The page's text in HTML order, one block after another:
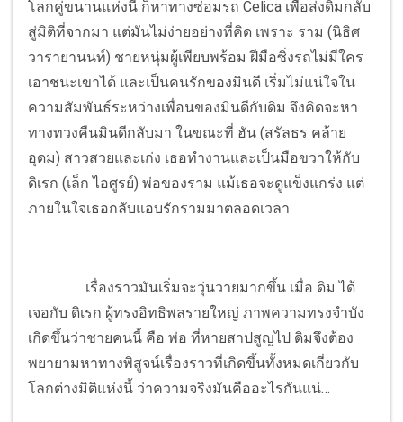
โลกคู่ขนานแห่งนี้ ก็หาทางซ่อมรถ Celica เพื่อส่งดิมกลับ
สู่มิติที่จากมา แต่มันไม่ง่ายอย่างที่คิด เพราะ ราม (นิธิศ
วารายานนท์) ชายหนุ่มผู้เพียบพร้อม ฝีมือซิ่งรถไม่มีใคร
เอาชนะเขาได้ และเป็นคนรักของมินดี เริ่มไม่แน่ใจใน
ความสัมพันธ์ระหว่างเพื่อนของมินดีกับดิม จึงคิดจะหา
ทางทวงคืนมินดีกลับมา ในขณะที่ ฮัน (สรัลธร คล้าย
อุดม) สาวสวยและเก่ง เธอทำงานและเป็นมือขวาให้กับ
ดิเรก (เล็ก ไอศูรย์) พ่อของราม แม้เธอจะดูแข็งแกร่ง แต่
ภายในใจเธอกลับแอบรักรามมาตลอดเวลา
เรื่องราวมันเริ่มจะวุ่นวายมากขึ้น เมื่อ ดิม ได้
เจอกับ ดิเรก ผู้ทรงอิทธิพลรายใหญ่ ภาพความทรงจำบัง
เกิดขึ้นว่าชายคนนี้ คือ พ่อ ที่หายสาปสูญไป ดิมจึงต้อง
พยายามหาทางพิสูจน์เรื่องราวที่เกิดขึ้นทั้งหมดเกี่ยวกับ
โลกต่างมิติแห่งนี้ ว่าความจริงมันคืออะไรกันแน่…